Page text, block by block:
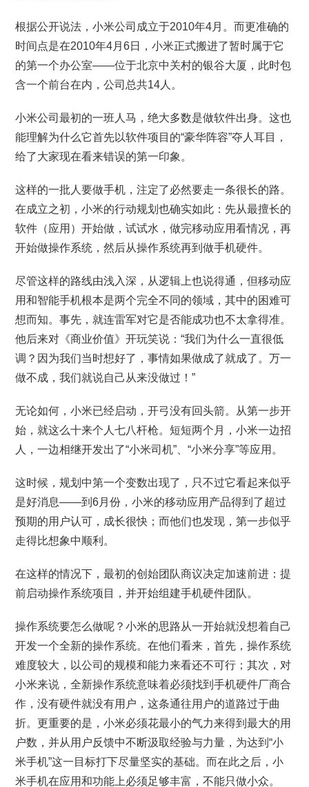
根据公开说法，小米公司成立于2010年4月。而更准确的
时间点是在2010年4月6日，小米正式搬进了暂时属于它
的第一个办公室——位于北京中关村的银谷大厦，此时包
含一个前台在内，公司总共14人。
小米公司最初的一班人马，绝大多数是做软件出身。这也
能理解为什么它首先以软件项目的“豪华阵容”夺人耳目，
给了大家现在看来错误的第一印象。
这样的一批人要做手机，注定了必然要走一条很长的路。
在成立之初，小米的行动规划也确实如此：先从最擅长的
软件（应用）开始做，试试水，做完移动应用看情况，再
开始做操作系统，然后从操作系统再到做手机硬件。
尽管这样的路线由浅入深，从逻辑上也说得通，但移动应
用和智能手机根本是两个完全不同的领域，其中的困难可
想而知。事先，就连雷军对它是否能成功也不太拿得准。
他后来对《商业价值》开玩笑说：“我们为什么一直很低
调？因为我们当时想好了，事情如果做成了就成了。万一
做不成，我们就说自己从来没做过！”
无论如何，小米已经启动，开弓没有回头箭。从第一步开
始，就这么十来个人七八杆枪。短短两个月，小米一边招
人，一边相继开发出了“小米司机”、“小米分享”等应用。
这时候，规划中第一个变数出现了，只不过它看起来似乎
是好消息——到6月份，小米的移动应用产品得到了超过
预期的用户认可，成长很快；而他们也发现，第一步似乎
走得比想象中顺利。
在这样的情况下，最初的创始团队商议决定加速前进：提
前启动操作系统项目，并开始组建手机硬件团队。
操作系统要怎么做呢？小米的思路从一开始就没想着自己
开发一个全新的操作系统。在他们看来，首先，操作系统
难度较大，以公司的规模和能力来看还不可行；其次，对
小米来说，全新操作系统意味着必须找到手机硬件厂商合
作，没有硬件就没有用户，这条通往用户的道路过于曲
折。更重要的是，小米必须花最小的气力来得到最大的用
户数，并从用户反馈中不断汲取经验与力量，为达到“小
米手机”这一目标打下尽量坚实的基础。而在此之后，小
米手机在应用和功能上必须足够丰富，不能只做小众。